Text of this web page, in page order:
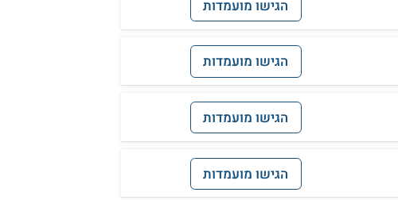
הגישו מועמדות
הגישו מועמדות
הגישו מועמדות
הגישו מועמדות